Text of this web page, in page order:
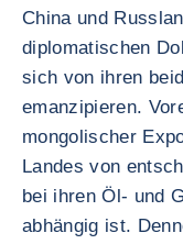
China und
diplomatischen
sich von ihren
emanzipieren.
mongolischer
Landes von
bei ihren Öl- und
abhängig ist.